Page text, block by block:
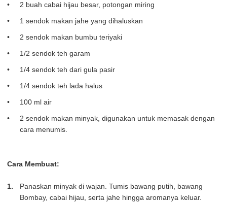
2 buah cabai hijau besar, potongan miring
1 sendok makan jahe yang dihaluskan
2 sendok makan bumbu teriyaki
1/2 sendok teh garam
1/4 sendok teh dari gula pasir
1/4 sendok teh lada halus
100 ml air
2 sendok makan minyak, digunakan untuk memasak dengan
cara menumis.
Cara Membuat:
Panaskan minyak di wajan. Tumis bawang putih, bawang
Bombay, cabai hijau, serta jahe hingga aromanya keluar.